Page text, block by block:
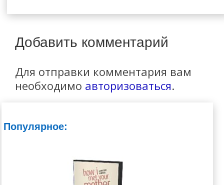
Добавить комментарий
Для отправки комментария вам
необходимо авторизоваться.
Популярное: